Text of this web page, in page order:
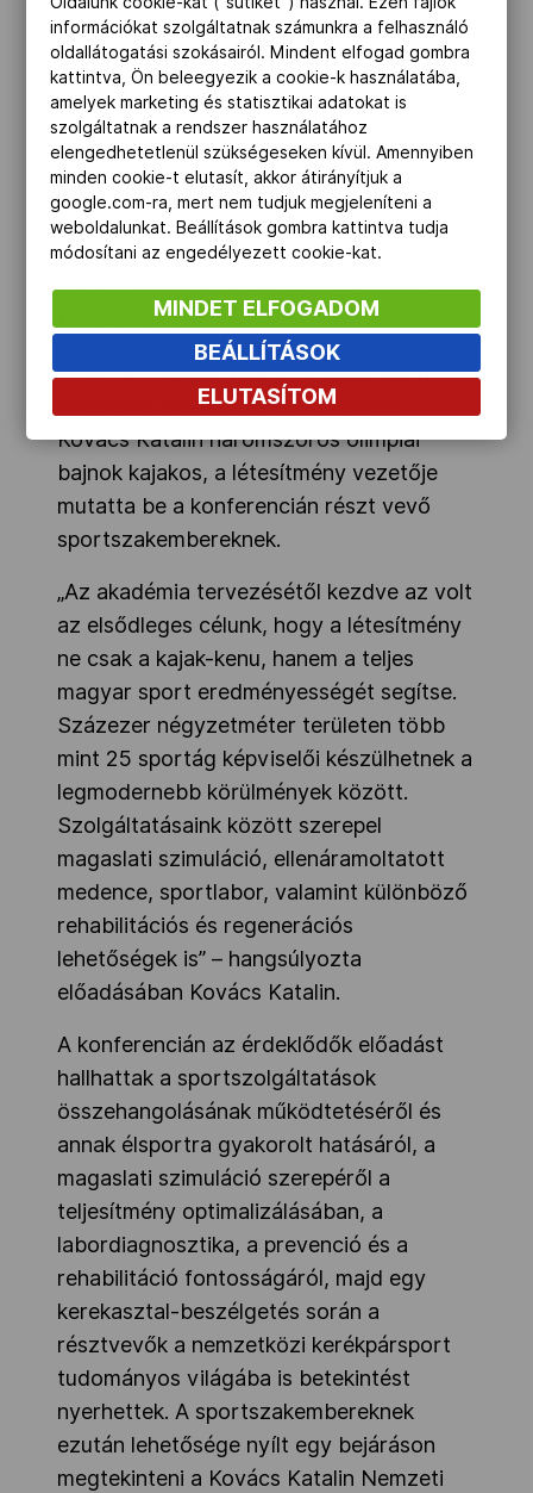
sportállamtitkársággal, amellyel, úgy
gondolom, még inkább erősíteni tudjuk a
Magyar Olimpiai Csapatot. Az LA10
program arról szól, hogyan legyünk még
sikeresebbek és eredményesebbek. Nagy
célokat tűztünk ki magunk elé, és
elszántak vagyunk abban, hogy együttes
erővel Los Angelesben kiemelkedőt
alkossunk” – emelte ki Gyulay Zsolt, a
MOB elnöke.
A Kovács Katalin Nemzeti Kajak-Kenu
Akadémia szolgáltatásait a névadó
Kovács Katalin háromszoros olimpiai
bajnok kajakos, a létesítmény vezetője
mutatta be a konferencián részt vevő
sportszakembereknek.
„Az akadémia tervezésétől kezdve az volt
az elsődleges célunk, hogy a létesítmény
ne csak a kajak-kenu, hanem a teljes
magyar sport eredményességét segítse.
Százezer négyzetméter területen több
mint 25 sportág képviselői készülhetnek a
legmodernebb körülmények között.
Szolgáltatásaink között szerepel
magaslati szimuláció, ellenáramoltatott
medence, sportlabor, valamint különböző
rehabilitációs és regenerációs
lehetőségek is” – hangsúlyozta
előadásában Kovács Katalin.
A konferencián az érdeklődők előadást
hallhattak a sportszolgáltatások
összehangolásának működtetéséről és
annak élsportra gyakorolt hatásáról, a
magaslati szimuláció szerepéről a
teljesítmény optimalizálásában, a
labordiagnosztika, a prevenció és a
rehabilitáció fontosságáról, majd egy
kerekasztal-beszélgetés során a
résztvevők a nemzetközi kerékpársport
tudományos világába is betekintést
nyerhettek. A sportszakembereknek
ezután lehetősége nyílt egy bejáráson
megtekinteni a Kovács Katalin Nemzeti
információkat szolgáltatnak számunkra a felhasználó
oldallátogatási szokásairól. Mindent elfogad gombra
kattintva, Ön beleegyezik a cookie-k használatába,
amelyek marketing és statisztikai adatokat is
szolgáltatnak a rendszer használatához
elengedhetetlenül szükségeseken kívül. Amennyiben
minden cookie-t elutasít, akkor átirányítjuk a
google.com-ra, mert nem tudjuk megjeleníteni a
weboldalunkat. Beállítások gombra kattintva tudja
módosítani az engedélyezett cookie-kat.
MINDET ELFOGADOM
BEÁLLÍTÁSOK
ELUTASÍTOM